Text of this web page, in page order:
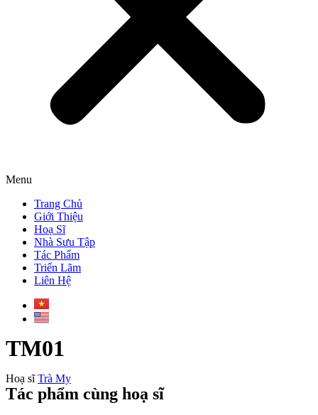
Menu
Trang Chủ
Giới Thiệu
Hoạ Sĩ
Nhà Sưu Tập
Tác Phẩm
Triển Lãm
Liên Hệ
TM01
Hoạ sĩ Trà My
Tác phẩm cùng hoạ sĩ